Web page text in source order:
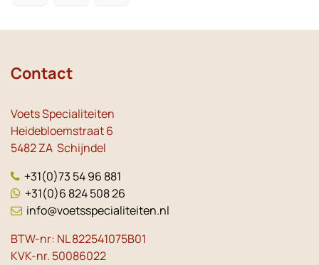
Contact
Voets Specialiteiten
Heidebloemstraat 6
5482 ZA Schijndel
+31(0)73 54 96 881
+31(0)6 824 508 26
info@voetsspecialiteiten.nl
BTW-nr: NL 822541075B01
KVK-nr. 50086022